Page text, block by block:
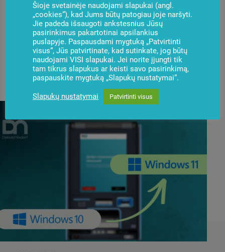
Naujienos Užsisakyti
Šioje svetainėje naudojami slapukai (angl.
„cookies“), kad Jums būtų patogiau joje naršyti.
Jie padeda išsaugoti ankstesnius Jūsų
pasirinkimus pakartotinai apsilankius
puslapyje. Paspausdami mygtuką „Patvirtinti
visus“, Jūs patvirtinate, kad sutinkate, jog būtų
naudojami VISI slapukai. Jei norite įjungti tik
tam tikrus slapukus ar keisti savo pasirinkimą,
paspauskite mygtuką „Slapukų nustatymai“.
Slapukų nustatymai Patvirtinti visus